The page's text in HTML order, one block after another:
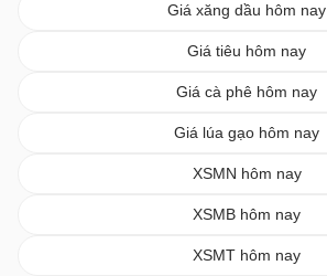
Giá xăng dầu hôm nay
Giá tiêu hôm nay
Giá cà phê hôm nay
Giá lúa gạo hôm nay
XSMN hôm nay
XSMB hôm nay
XSMT hôm nay